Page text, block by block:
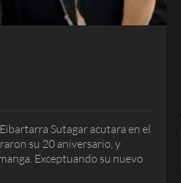
Sutagar acutara en el
su 20 aniversario, y
Exceptuando su nuevo